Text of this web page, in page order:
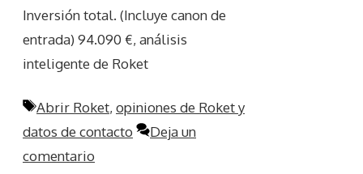
Inversión total. (Incluye canon de
entrada) 94.090 €, análisis
inteligente de Roket
Etiquetas
Abrir Roket, opiniones de Roket y
datos de contacto
Deja un
comentario